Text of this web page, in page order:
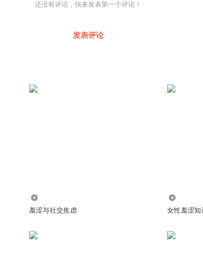
还没有评论，快来发表第一个评论！
发表评论
羞涩与社交焦虑 女性羞涩